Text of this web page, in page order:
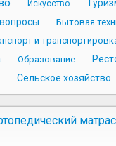
Искусство
Бытовая
и
Образование
Сельское хозяйство